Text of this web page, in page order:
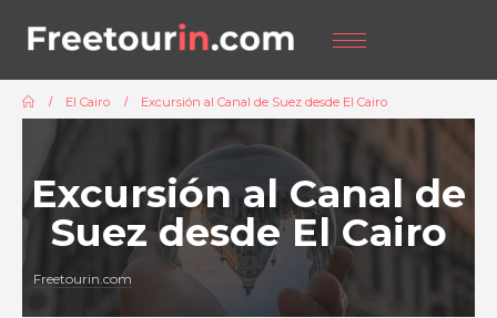
El Cairo Excursión al Canal de Suez desde El Cairo
Excursión al Canal de
Suez desde El Cairo
Freetourin.com